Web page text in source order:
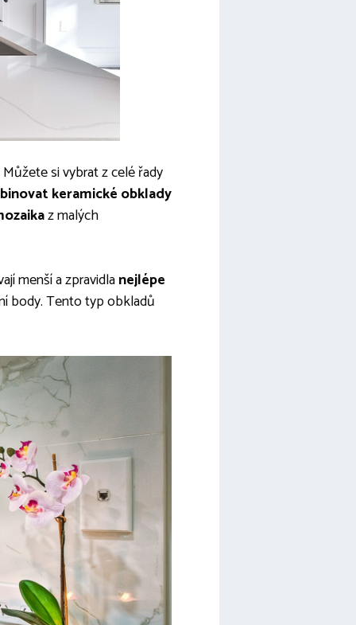
Můžete si vybrat z celé řady
keramické obklady
z malých
menší a zpravidlanejlépe
body. Tento typ obkladů